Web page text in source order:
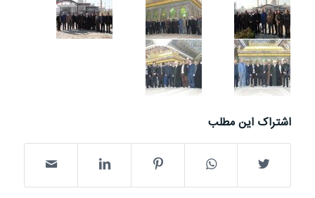
اشتراک این مطلب